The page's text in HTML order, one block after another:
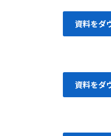
資料をダ
資料をダ